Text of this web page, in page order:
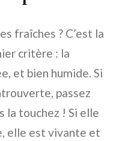
fraîches ? C’est la
critère : la
et bien humide. Si
passez
la touchez ! Si elle
elle est vivante et